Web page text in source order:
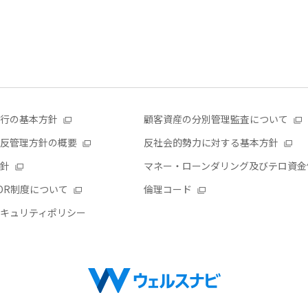
の基本方針
管理方針の概要
制度について
ュリティポリシー
顧客資産の分別管理監査について
反社会的勢力に対する基本方針
マネー・ローンダリング及びテロ資
倫理コード